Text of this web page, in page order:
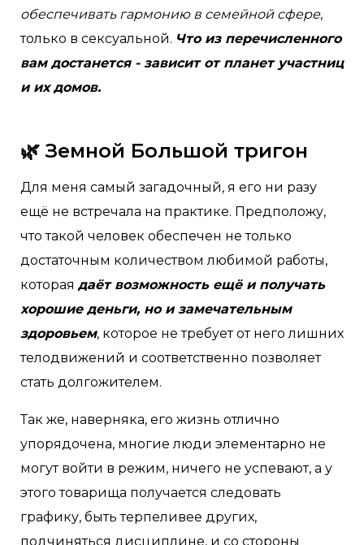
обеспечивать гармонию в семейной сфере,
только в сексуальной. Что из перечисленного
вам достанется - зависит от планет участниц
и их домов.
🌿 Земной Большой тригон
Для меня самый загадочный, я его ни разу
ещё не встречала на практике. Предположу,
что такой человек обеспечен не только
достаточным количеством любимой работы,
которая даёт возможность ещё и получать
хорошие деньги, но и замечательным
здоровьем, которое не требует от него лишних
телодвижений и соответственно позволяет
стать долгожителем.
Так же, наверняка, его жизнь отлично
упорядочена, многие люди элементарно не
могут войти в режим, ничего не успевают, а у
этого товарища получается следовать
графику, быть терпеливее других,
подчиняться дисциплине, и со стороны